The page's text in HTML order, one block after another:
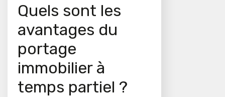
Quels sont les
avantages du
portage
immobilier à
temps partiel ?